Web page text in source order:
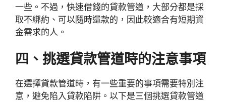
一些。不過，快速借錢的貸款管道，大部分都是採
取不綁約、可以隨時還款的，因此較適合有短期資
金需求的人。
四、挑選貸款管道時的注意事項
在選擇貸款管道時，有一些重要的事項需要特別注
意，避免陷入貸款陷阱。以下是三個挑選貸款管道